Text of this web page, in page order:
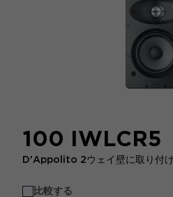
100 IWLCR5
D'Appolito 2ウェイ壁に取り付
比較する